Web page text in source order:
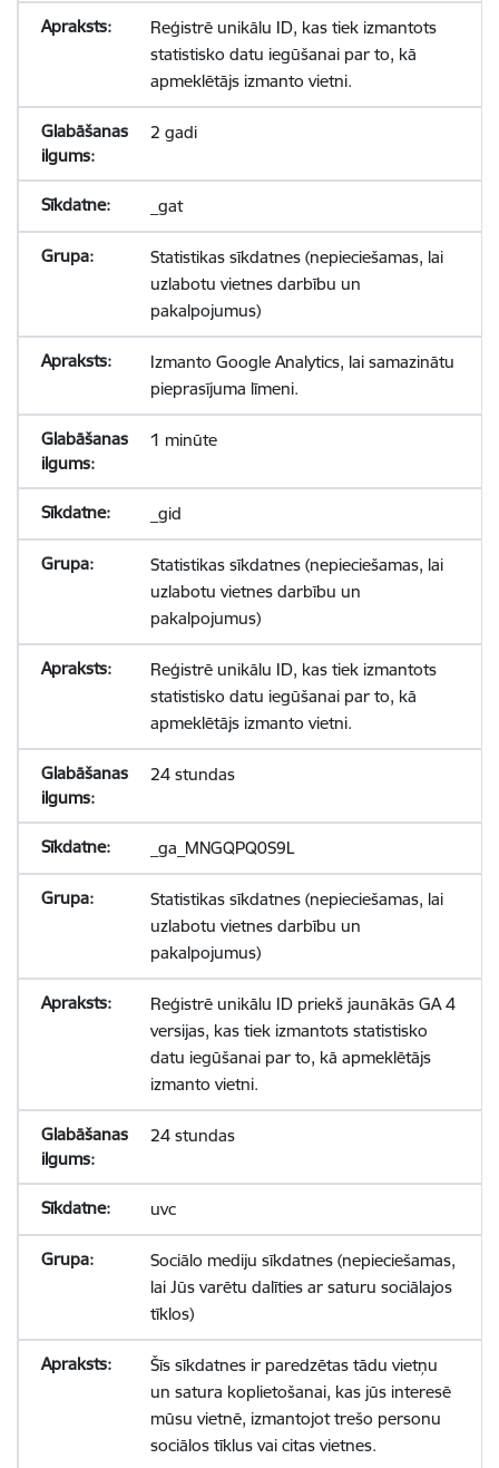
Reģistrē unikālu ID, kas tiek izmantots
statistisko datu iegūšanai par to, kā
apmeklētājs izmanto vietni.
2 gadi
_gat
Statistikas sīkdatnes (nepieciešamas, lai
uzlabotu vietnes darbību un
pakalpojumus)
Izmanto Google Analytics, lai samazinātu
pieprasījuma līmeni.
1 minūte
_gid
Statistikas sīkdatnes (nepieciešamas, lai
uzlabotu vietnes darbību un
pakalpojumus)
Reģistrē unikālu ID, kas tiek izmantots
statistisko datu iegūšanai par to, kā
apmeklētājs izmanto vietni.
24 stundas
_ga_MNGQPQ0S9L
Statistikas sīkdatnes (nepieciešamas, lai
uzlabotu vietnes darbību un
pakalpojumus)
Reģistrē unikālu ID priekš jaunākās GA 4
versijas, kas tiek izmantots statistisko
datu iegūšanai par to, kā apmeklētājs
izmanto vietni.
24 stundas
uvc
Sociālo mediju sīkdatnes (nepieciešamas,
lai Jūs varētu dalīties ar saturu sociālajos
tīklos)
Šīs sīkdatnes ir paredzētas tādu vietņu
un satura koplietošanai, kas jūs interesē
mūsu vietnē, izmantojot trešo personu
sociālos tīklus vai citas vietnes.